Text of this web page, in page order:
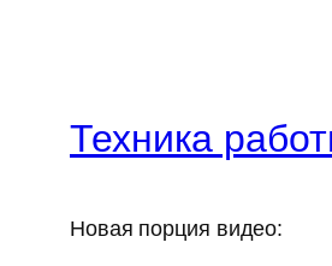
Техника
Новая порция видео: